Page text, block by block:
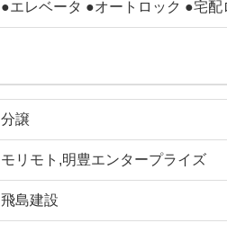
●エレベータ ●オートロック ●宅
分譲
モリモト,明豊エンタープライズ
飛島建設